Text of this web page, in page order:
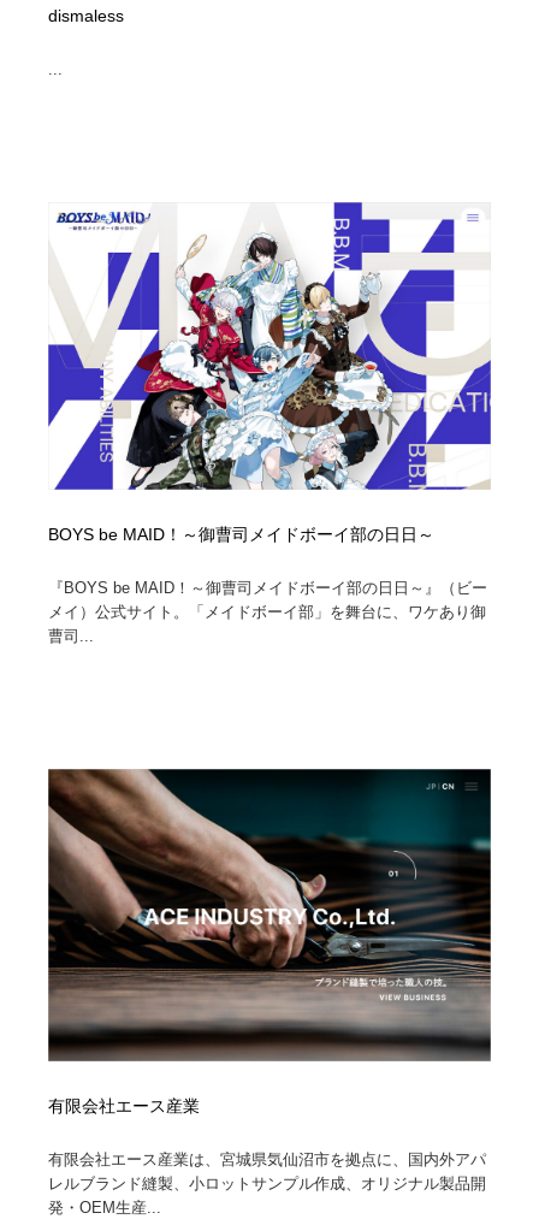
dismaless
BOYS be MAID！～御曹司メイドボーイ部の日日～
『BOYS be MAID！～御曹司メイドボーイ部の日日～』（ビー
メイ）公式サイト。「メイドボーイ部」を舞台に、ワケあり御
曹司...
有限会社エース産業
有限会社エース産業は、宮城県気仙沼市を拠点に、国内外アパ
レルブランド縫製、小ロットサンプル作成、オリジナル製品開
発・OEM生産...